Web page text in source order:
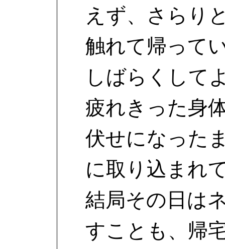
えず、さらり
触れて帰って
しばらくして
疲れきった身
伏せになった
に取り込まれ
結局その日は
すことも、帰